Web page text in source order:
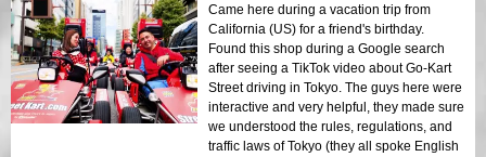
Came here during a vacation trip from
California (US) for a friend's birthday.
Found this shop during a Google search
after seeing a TikTok video about Go-Kart
Street driving in Tokyo. The guys here were
interactive and very helpful, they made sure
we understood the rules, regulations, and
traffic laws of Tokyo (they all spoke English